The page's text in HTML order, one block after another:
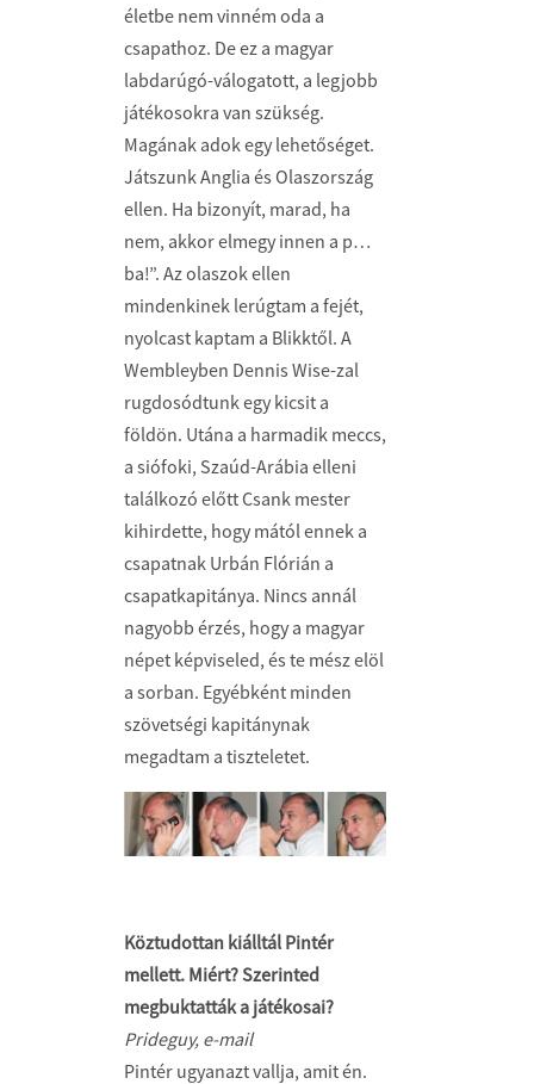
életbe nem vinném oda a
csapathoz. De ez a magyar
labdarúgó-válogatott, a legjobb
játékosokra van szükség.
Magának adok egy lehetőséget.
Játszunk Anglia és Olaszország
ellen. Ha bizonyít, marad, ha
nem, akkor elmegy innen a p…
ba!”. Az olaszok ellen
mindenkinek lerúgtam a fejét,
nyolcast kaptam a Blikktől. A
Wembleyben Dennis Wise-zal
rugdosódtunk egy kicsit a
földön. Utána a harmadik meccs,
a siófoki, Szaúd-Arábia elleni
találkozó előtt Csank mester
kihirdette, hogy mától ennek a
csapatnak Urbán Flórián a
csapatkapitánya. Nincs annál
nagyobb érzés, hogy a magyar
népet képviseled, és te mész elöl
a sorban. Egyébként minden
szövetségi kapitánynak
megadtam a tiszteletet.
Köztudottan kiálltál Pintér
mellett. Miért? Szerinted
megbuktatták a játékosai?
Prideguy, e-mail
Pintér ugyanazt vallja, amit én.